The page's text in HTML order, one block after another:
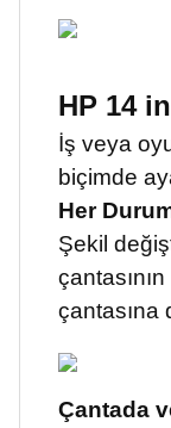
HP 14
İş veya
biçimde
Her
Şekil
çantasına
Çantada